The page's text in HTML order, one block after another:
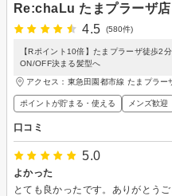
Re:chaLu たまプラーザ店
4.5
(580件)
【Rポイント10倍】たまプラーザ徒歩2
ON/OFF決まる髪型へ
アクセス：東急田園都市線 たまプラー
ポイントが貯まる・使える メンズ歓迎
口コミ
5.0
よかった
とても良かったです。ありがとうご